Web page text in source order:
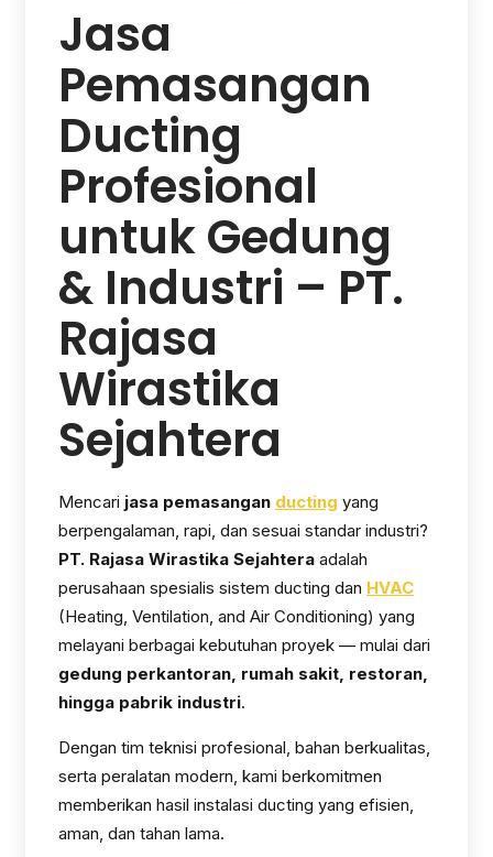
Jasa
Pemasangan
Ducting
Profesional
untuk Gedung
& Industri – PT.
Rajasa
Wirastika
Sejahtera
Mencari jasa pemasangan ducting yang
berpengalaman, rapi, dan sesuai standar industri?
PT. Rajasa Wirastika Sejahtera adalah
perusahaan spesialis sistem ducting dan HVAC
(Heating, Ventilation, and Air Conditioning) yang
melayani berbagai kebutuhan proyek — mulai dari
gedung perkantoran, rumah sakit, restoran,
hingga pabrik industri.
Dengan tim teknisi profesional, bahan berkualitas,
serta peralatan modern, kami berkomitmen
memberikan hasil instalasi ducting yang efisien,
aman, dan tahan lama.